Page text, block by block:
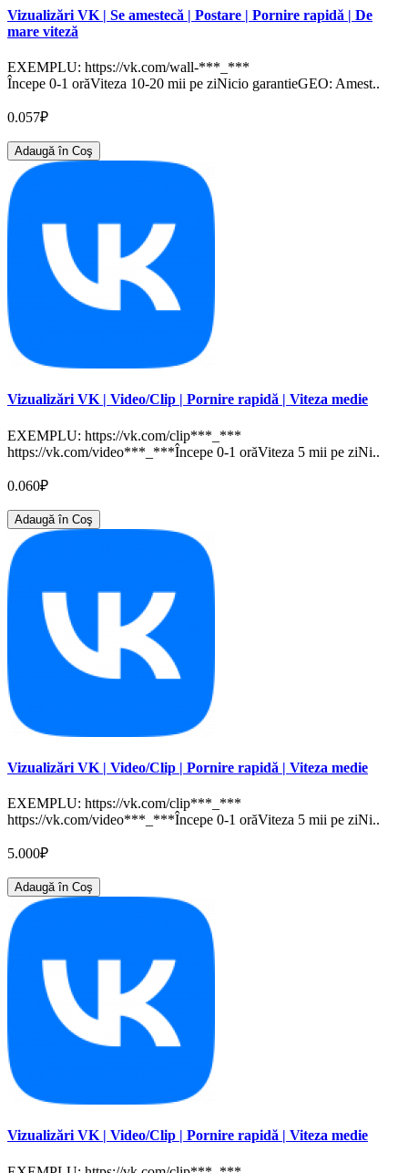
Vizualizări VK | Se amestecă | Postare | Pornire rapidă | De
mare viteză
EXEMPLU: https://vk.com/wall-***_***
Începe 0-1 orăViteza 10-20 mii pe ziNicio garantieGEO: Amest..
0.057₽
Adaugă în Coş
Vizualizări VK | Video/Clip | Pornire rapidă | Viteza medie
EXEMPLU: https://vk.com/clip***_***
https://vk.com/video***_***Începe 0-1 orăViteza 5 mii pe ziNi..
0.060₽
Adaugă în Coş
Vizualizări VK | Video/Clip | Pornire rapidă | Viteza medie
EXEMPLU: https://vk.com/clip***_***
https://vk.com/video***_***Începe 0-1 orăViteza 5 mii pe ziNi..
5.000₽
Adaugă în Coş
Vizualizări VK | Video/Clip | Pornire rapidă | Viteza medie